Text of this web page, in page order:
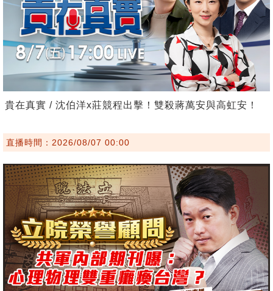
貴在真實 / 沈伯洋x莊競程出擊！雙殺蔣萬安與高虹安！
直播時間：2026/08/07 00:00